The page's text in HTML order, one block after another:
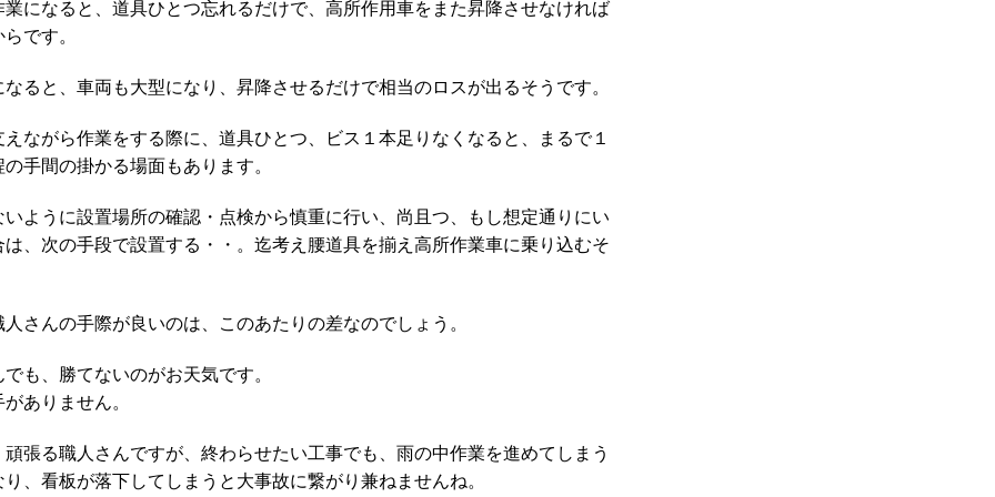
になると、道具ひとつ忘れるだけで、高所作用車をまた昇降させなければ
です。
ると、車両も大型になり、昇降させるだけで相当のロスが出るそうです。
ながら作業をする際に、道具ひとつ、ビス１本足りなくなると、まるで１
手間の掛かる場面もあります。
ように設置場所の確認・点検から慎重に行い、尚且つ、もし想定通りにい
、次の手段で設置する・・。迄考え腰道具を揃え高所作業車に乗り込むそ
さんの手際が良いのは、このあたりの差なのでしょう。
も、勝てないのがお天気です。
ありません。
張る職人さんですが、終わらせたい工事でも、雨の中作業を進めてしまう
、看板が落下してしまうと大事故に繋がり兼ねませんね。